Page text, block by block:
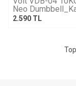
Neo
2.590 TL